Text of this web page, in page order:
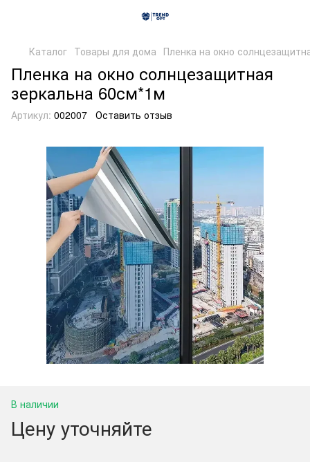
Каталог Товары для дома Пленка на окно
Пленка на окно солнцезащитная
зеркальна 60см*1м
Артикул: 002007 Оставить отзыв
В наличии
Цену уточняйте